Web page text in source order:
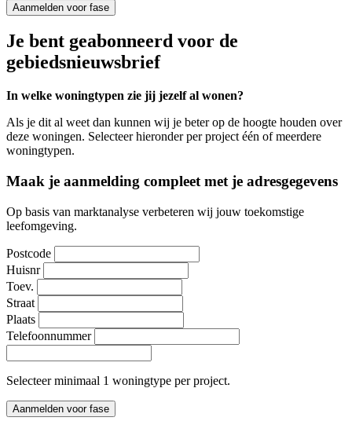
Aanmelden voor fase
Je bent geabonneerd voor de
gebiedsnieuwsbrief
In welke woningtypen zie jij jezelf al wonen?
Als je dit al weet dan kunnen wij je beter op de hoogte houden over
deze woningen. Selecteer hieronder per project één of meerdere
woningtypen.
Maak je aanmelding compleet met je adresgegevens
Op basis van marktanalyse verbeteren wij jouw toekomstige
leefomgeving.
Postcode
Huisnr
Toev.
Straat
Plaats
Telefoonnummer
Selecteer minimaal 1 woningtype per project.
Aanmelden voor fase